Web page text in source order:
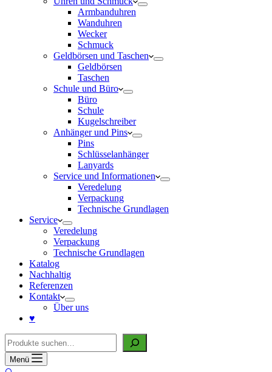
Armbanduhren
Wanduhren
Wecker
Schmuck
Geldbörsen und Taschen
Geldbörsen
Taschen
Schule und Büro
Büro
Schule
Kugelschreiber
Anhänger und Pins
Pins
Schlüsselanhänger
Lanyards
Service und Informationen
Veredelung
Verpackung
Technische Grundlagen
Service
Veredelung
Verpackung
Technische Grundlagen
Katalog
Nachhaltig
Referenzen
Kontakt
Über uns
♥
Suche
Menü